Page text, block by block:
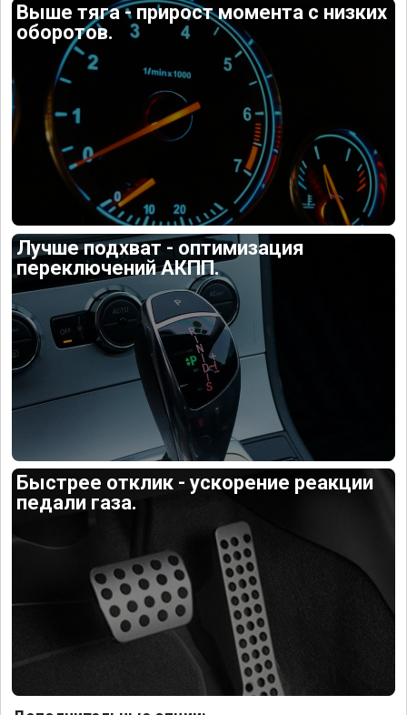
Выше тяга - прирост момента с низких
оборотов.
Лучше подхват - оптимизация
переключений АКПП.
Быстрее отклик - ускорение реакции
педали газа.